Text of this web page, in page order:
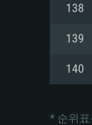
여유
여유
138
139
140
* 순위표